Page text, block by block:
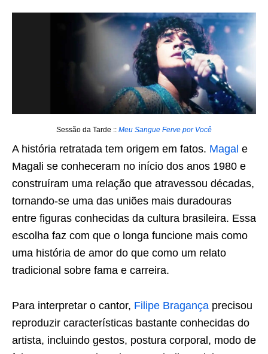
Sessão da Tarde :: Meu Sangue Ferve por Você
A história retratada tem origem em fatos. Magal e
Magali se conheceram no início dos anos 1980 e
construíram uma relação que atravessou décadas,
tornando-se uma das uniões mais duradouras
entre figuras conhecidas da cultura brasileira. Essa
escolha faz com que o longa funcione mais como
uma história de amor do que como um relato
tradicional sobre fama e carreira.
Para interpretar o cantor, Filipe Bragança precisou
reproduzir características bastante conhecidas do
artista, incluindo gestos, postura corporal, modo de